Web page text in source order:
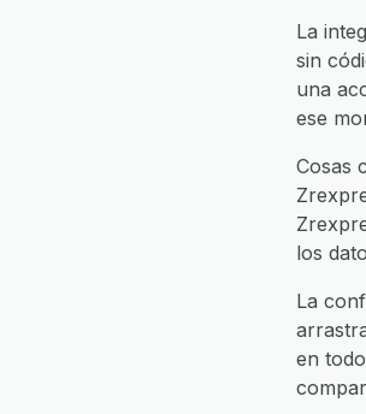
La
sin
una
ese
Cosas
los
La
en